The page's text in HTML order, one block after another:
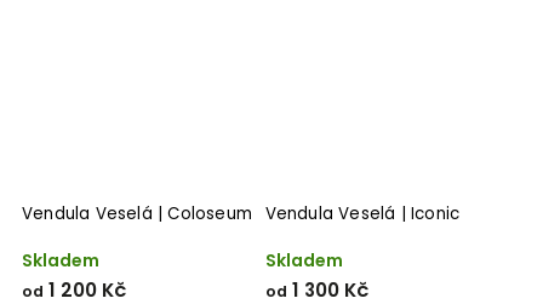
Vendula Veselá | Coloseum
Skladem
od 1 200 Kč
Vendula Veselá | Iconic
Skladem
od 1 300 Kč